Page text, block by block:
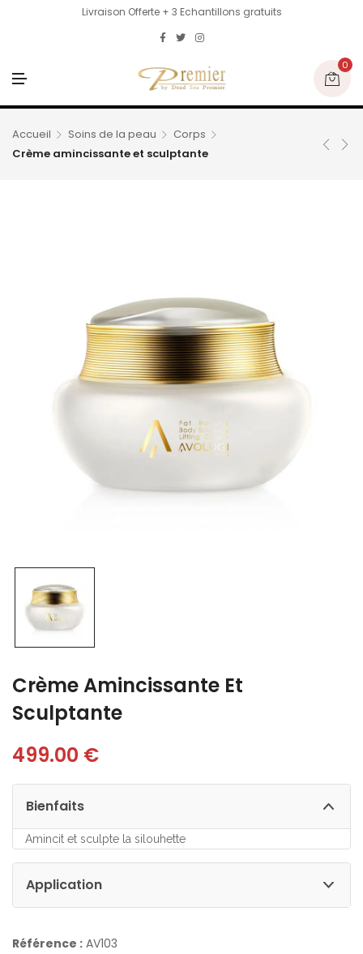
Livraison Offerte + 3 Echantillons gratuits
N
U
0
Accueil Soins de la peau
Corps
Crème amincissante et sculptante
Crème Amincissante Et
Sculptante
499.00 €
Bienfaits
Amincit et sculpte la silouhette
Application
Référence : AV103